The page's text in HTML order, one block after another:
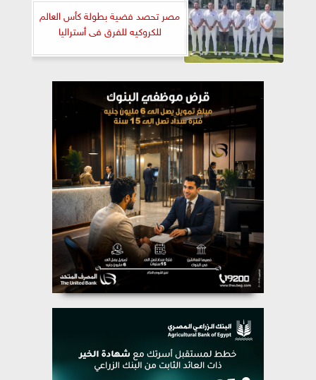
2028
مصر تحصد فضية بطولة كأس العالم
للكروكيه للفرق فى أستراليا